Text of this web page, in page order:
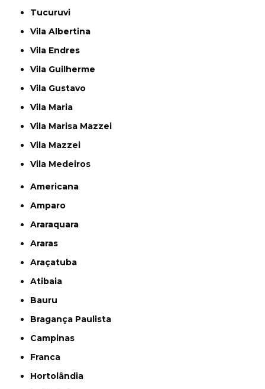
Tucuruvi
Vila Albertina
Vila Endres
Vila Guilherme
Vila Gustavo
Vila Maria
Vila Marisa Mazzei
Vila Mazzei
Vila Medeiros
Americana
Amparo
Araraquara
Araras
Araçatuba
Atibaia
Bauru
Bragança Paulista
Campinas
Franca
Hortolândia